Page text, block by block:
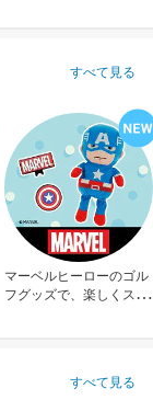
すべて見る
マーベルヒーローのゴル
フグッズで、楽しくスコ
すべて見る